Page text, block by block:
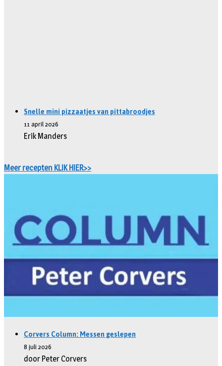
Snelle mini pizzaatjes van pittabroodjes
11 april 2026
Erik Manders
Meer recepten KLIK HIER>>
Corvers Column: Messen geslepen
8 juli 2026
door Peter Corvers